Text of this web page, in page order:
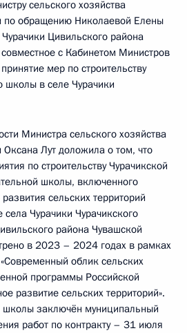
сельского хозяйства
по обращению Николаевой Елены
Цивильского района
с Кабинетом Министров
мер по строительству
школы в селе Чурачики
Министра сельского хозяйства
Лут доложила о том, что
по строительству Чурачикской
школы, включенного
сельских территорий
Чурачики Чурачикского
района Чувашской
в 2023 – 2024 годах в рамках
облик сельских
программы Российской
развитие сельских территорий».
школы заключён муниципальный
работ по контракту – 31 июля